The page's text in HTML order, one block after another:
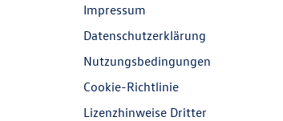
Impressum
Datenschutzerklärung
Nutzungsbedingungen
Cookie-Richtlinie
Lizenzhinweise Dritter